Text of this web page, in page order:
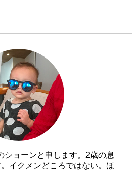
ショーンと申します。2歳の息
イクメンどころではない。ほ